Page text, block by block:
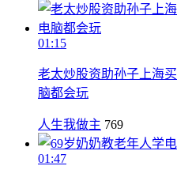
01:15
老太炒股资助孙子上海
脑都会玩
人生我做主 769
01:47